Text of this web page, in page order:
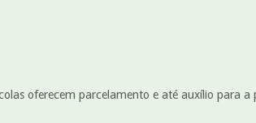
oferecem parcelamento e até auxílio para a